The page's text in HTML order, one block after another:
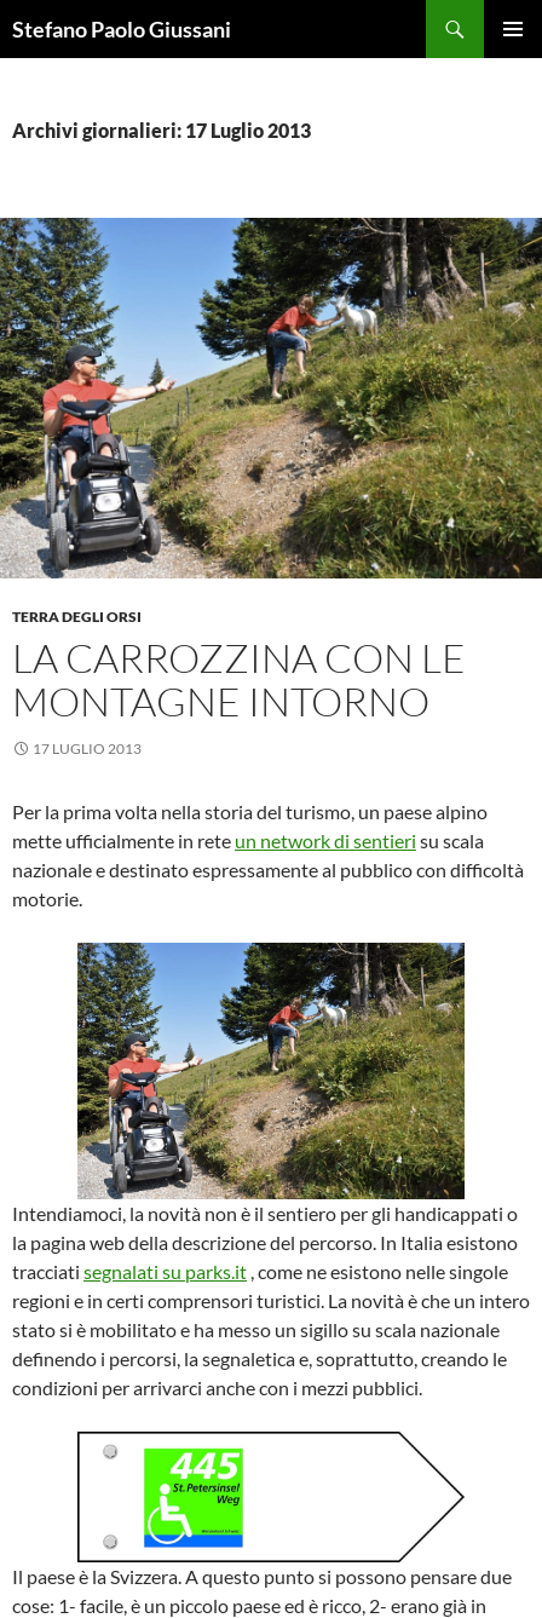
alStefano Paolo Giussani
Archivi giornalieri: 17 Luglio 2013
TERRA DEGLI ORSI
LA CARROZZINA CON LE
MONTAGNE INTORNO
17 LUGLIO 2013
Per la prima volta nella storia del turismo, un paese alpino
mette ufficialmente in rete un network di sentieri su scala
nazionale e destinato espressamente al pubblico con difficoltà
motorie.
Intendiamoci, la novità non è il sentiero per gli handicappati o
la pagina web della descrizione del percorso. In Italia esistono
tracciati segnalati su parks.it , come ne esistono nelle singole
regioni e in certi comprensori turistici. La novità è che un intero
stato si è mobilitato e ha messo un sigillo su scala nazionale
definendo i percorsi, la segnaletica e, soprattutto, creando le
condizioni per arrivarci anche con i mezzi pubblici.
Il paese è la Svizzera. A questo punto si possono pensare due
cose: 1- facile, è un piccolo paese ed è ricco, 2- erano già in